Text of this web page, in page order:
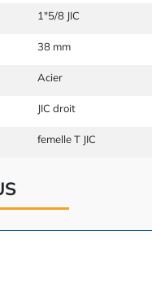
1"5/8 JIC
38 mm
Acier
JIC droit
femelle T JIC